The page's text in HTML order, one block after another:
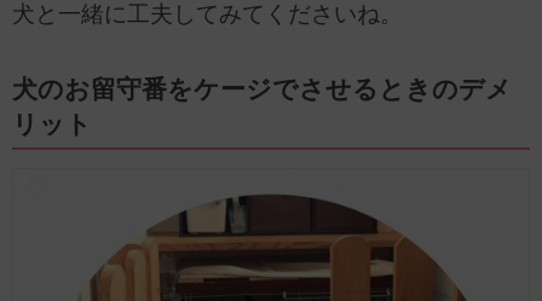
犬と一緒に工夫してみてくださいね。
犬のお留守番をケージでさせるときのデメ
リット